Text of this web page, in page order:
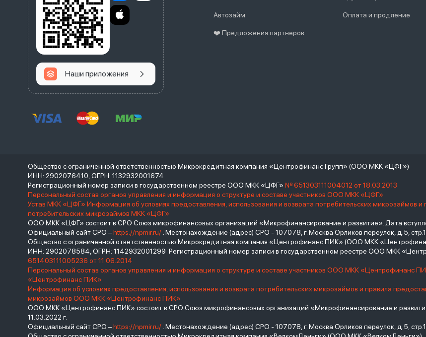
Наши приложения
Автозайм
❤️ Предложения партнеров
Оплата и продление
Общество с ограниченной ответственностью Микрокредитная компания «Центрофинанс Групп» (ООО МКК «ЦФГ»)
ИНН: 2902076410, ОГРН: 1132932001674
Регистрационный номер записи в государственном реестре ООО МКК «ЦФГ» № 651303111004012 от 18.03.2013
Персональный состав органов управления и информация о структуре и составе участников ООО МКК «ЦФГ»
Устав МКК «ЦФГ» Информация об условиях предоставления, использования и возврата потребительских микрозаймов и
потребительских микрозаймов МКК «ЦФГ»
ООО МКК «ЦФГ» состоит в СРО Союз микрофинансовых организаций «Микрофинансирование и развитие». Дата
Официальный сайт СРО –https://npmir.ru/ . Местонахождение (адрес) СРО - 107078, г. Москва Орликов переулок, д.5,
Общество с ограниченной ответственностью Микрокредитная компания «Центрофинанс ПИК» (ООО МКК
ИНН: 2902078584, ОГРН: 1142932001299 Регистрационный номер записи в государственном реестре ООО МКК
651403111005236 от 11.06.2014
Персональный состав органов управления и информация о структуре и составе участников ООО МКК «Центрофинанс
«Центрофинанс ПИК»
Информация об условиях предоставления, использования и возврата потребительских микрозаймов и правила
микрозаймов ООО МКК «Центрофинанс ПИК»
ООО МКК «Центрофинанс ПИК» состоит в СРО Союз микрофинансовых организаций «Микрофинансирование и
11.03.2022 г.
Официальный сайт СРО –https://npmir.ru/ . Местонахождение (адрес) СРО - 107078, г. Москва Орликов переулок, д.5,